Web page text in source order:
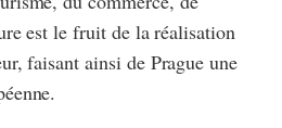
est le fruit de la réalisation
faisant ainsi de Prague une